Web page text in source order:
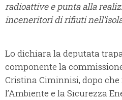
radioattive e punta alla
inceneritori di rifiuti
Lo dichiara la deputata
componente la
Cristina Ciminnisi, dopo
l’Ambiente e la Sicurezza